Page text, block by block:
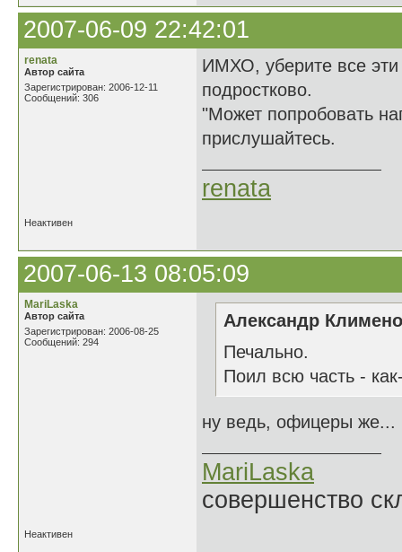
2007-06-09 22:42:01
renata
Автор сайта
Зарегистрирован: 2006-12-11
Сообщений: 306
ИМХО, уберите все эти
подростково.
"Может попробовать
прислушайтесь.
renata
Неактивен
2007-06-13 08:05:09
MariLaska
Автор сайта
Зарегистрирован: 2006-08-25
Сообщений: 294
Александр
Печально.
Поил всю часть -
ну ведь, офицеры же...
MariLaska
совершенство
Неактивен